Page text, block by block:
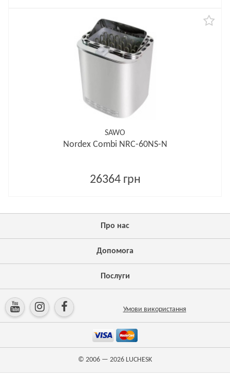
SAWO
Nordex Combi NRC-60NS-N
26364 грн
Про нас
Допомога
Послуги
Умови використання
© 2006 — 2026 LUCHESK